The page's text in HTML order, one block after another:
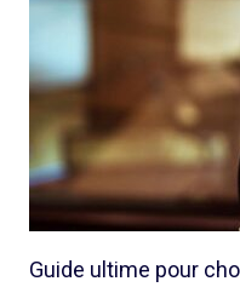
Guide ultime pour